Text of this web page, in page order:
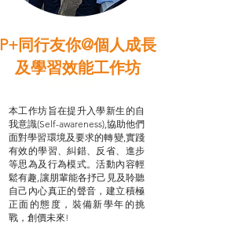
P+同行友你@個人成長
及學習效能工作坊
本工作坊旨在提升入學新生的自
我意識(Self-awareness),協助他們
面對學習環境及要求的轉變,實踐
有效的學習、糾錯、反省、進步
等思為及行為模式。活動內容輕
鬆有趣,讓朋輩能各抒己見及聆聽
自己內心真正的聲音，建立積極
正面的態度，裝備新學年的挑
戰，創價未來!